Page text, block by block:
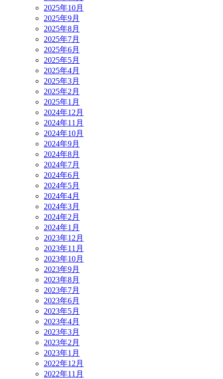
2025年10月
2025年9月
2025年8月
2025年7月
2025年6月
2025年5月
2025年4月
2025年3月
2025年2月
2025年1月
2024年12月
2024年11月
2024年10月
2024年9月
2024年8月
2024年7月
2024年6月
2024年5月
2024年4月
2024年3月
2024年2月
2024年1月
2023年12月
2023年11月
2023年10月
2023年9月
2023年8月
2023年7月
2023年6月
2023年5月
2023年4月
2023年3月
2023年2月
2023年1月
2022年12月
2022年11月